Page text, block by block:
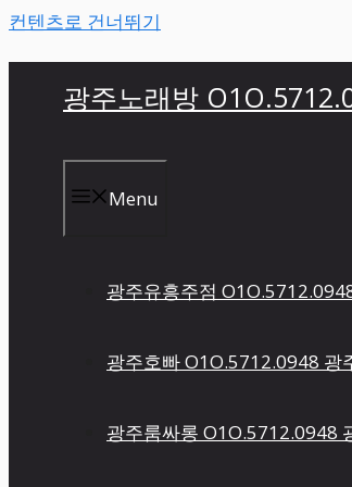
컨텐츠로 건너뛰기
광주노래방
Menu
광주유흥주점
광주호빠 O1O.5712.0948 광
광주룸싸롱 O1O.5712.0948